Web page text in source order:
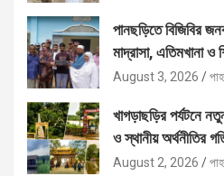
পানছড়িতে বিজিবির
মাদ্রাসা, এতিমখানা ও
বিতরণ
August 3, 2026
খাগড়াছড়ির পর্যটনে
ও স্থানীয় অর্থনীতির
August 2, 2026